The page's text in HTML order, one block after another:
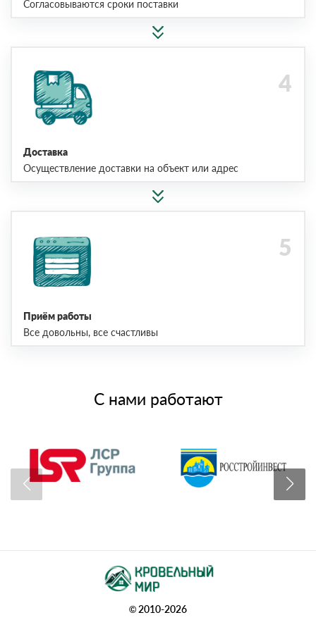
Согласовываются сроки поставки
Доставка
Осуществление доставки на объект или адрес
Приём работы
Все довольны, все счастливы
С нами работают
© 2010-2026